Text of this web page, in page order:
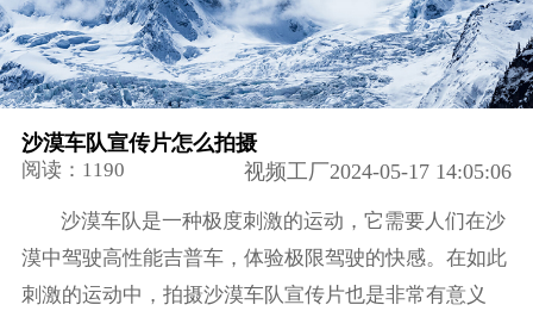
沙漠车队宣传片怎么拍摄
阅读：1190 视频工厂2024-05-17 14:05:06
沙漠车队是一种极度刺激的运动，它需要人们在沙
漠中驾驶高性能吉普车，体验极限驾驶的快感。在如此
刺激的运动中，拍摄沙漠车队宣传片也是非常有意义